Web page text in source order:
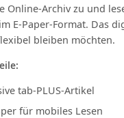
Online-Archiv zu und
E-Paper-Format. Das
bleiben möchten.
tab-PLUS-Artikel
für mobiles Lesen